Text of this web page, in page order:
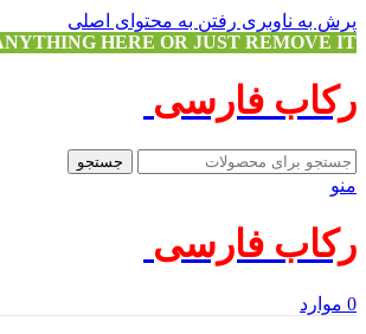
پرش به ناوبری رفتن به محتوای اصلی
HERE OR JUST REMOVE IT…
رکاب فارسی
جستجو
منو
رکاب فارسی
0 موارد